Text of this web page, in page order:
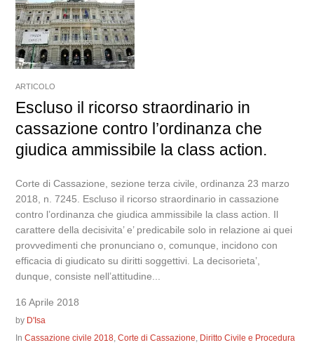
ARTICOLO
Escluso il ricorso straordinario in
cassazione contro l’ordinanza che
giudica ammissibile la class action.
Corte di Cassazione, sezione terza civile, ordinanza 23 marzo
2018, n. 7245. Escluso il ricorso straordinario in cassazione
contro l’ordinanza che giudica ammissibile la class action. Il
carattere della decisivita’ e’ predicabile solo in relazione ai quei
provvedimenti che pronunciano o, comunque, incidono con
efficacia di giudicato su diritti soggettivi. La decisorieta’,
dunque, consiste nell’attitudine...
16 Aprile 2018
by D'Isa
InCassazione civile 2018 ,Corte di Cassazione Diritto Civile e Procedura